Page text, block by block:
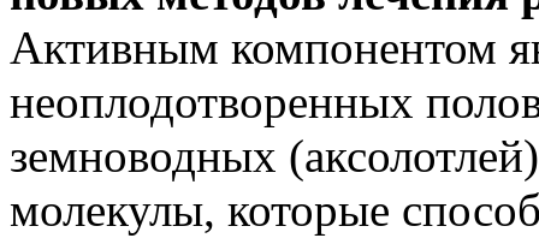
Активным компонентом
неоплодотворенных
земноводных
молекулы, которые